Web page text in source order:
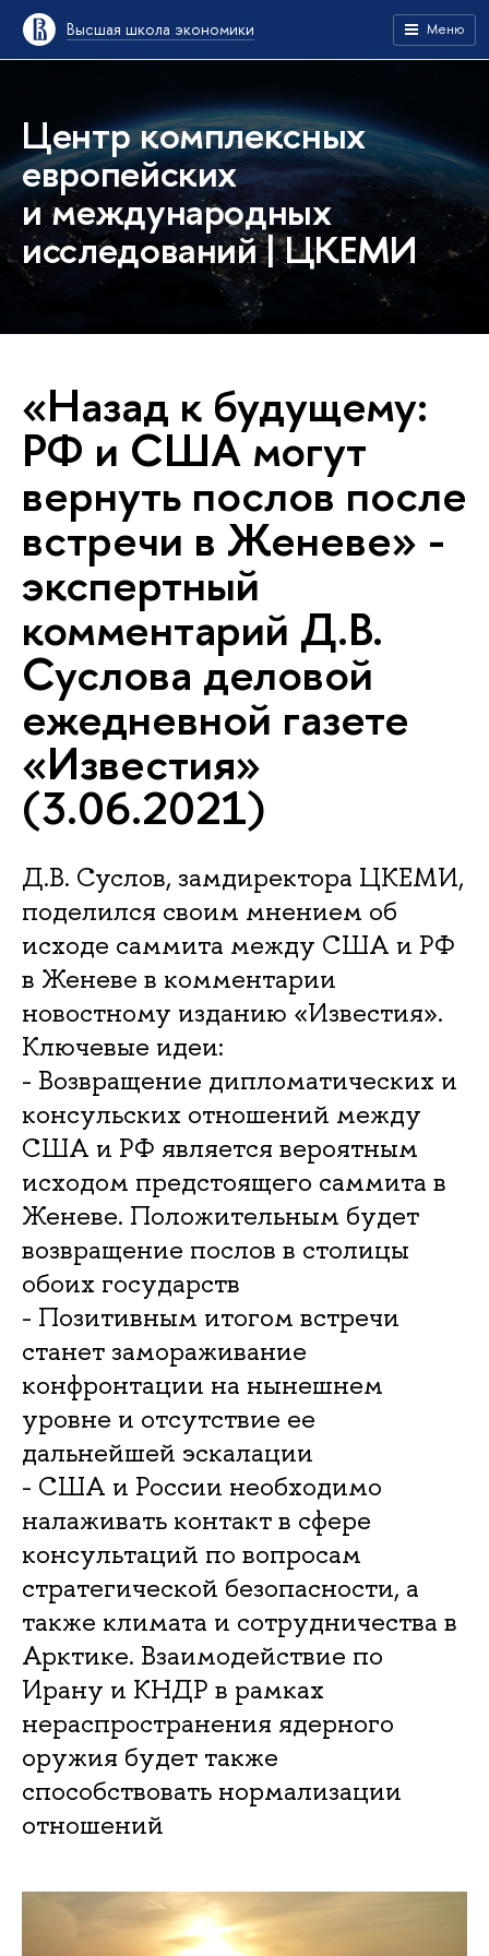
Высшая школа экономики Меню
Центр комплексных
европейских
и международных
исследований | ЦКЕМИ
«Назад к будущему:
РФ и США могут
вернуть послов после
встречи в Женеве» -
экспертный
комментарий Д.В.
Суслова деловой
ежедневной газете
«Известия»
(3.06.2021)
Д.В. Суслов, замдиректора ЦКЕМИ,
поделился своим мнением об
исходе саммита между США и РФ
в Женеве в комментарии
новостному изданию «Известия».
Ключевые идеи:
- Возвращение дипломатических и
консульских отношений между
США и РФ является вероятным
исходом предстоящего саммита в
Женеве. Положительным будет
возвращение послов в столицы
обоих государств
- Позитивным итогом встречи
станет замораживание
конфронтации на нынешнем
уровне и отсутствие ее
дальнейшей эскалации
- США и России необходимо
налаживать контакт в сфере
консультаций по вопросам
стратегической безопасности, а
также климата и сотрудничества в
Арктике. Взаимодействие по
Ирану и КНДР в рамках
нераспространения ядерного
оружия будет также
способствовать нормализации
отношений